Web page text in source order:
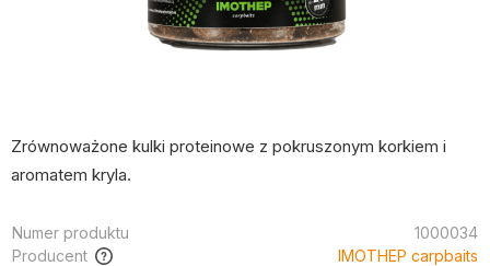
Zrównoważone kulki proteinowe z pokruszonym korkiem i
aromatem kryla.
Numer produktu
1000034
Producent
IMOTHEP carpbaits